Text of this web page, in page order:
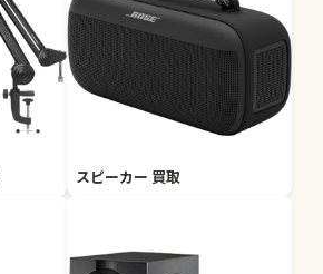
スピーカー 買取